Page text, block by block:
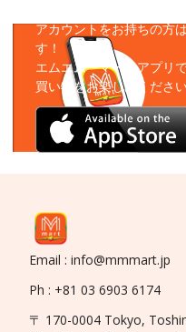
アカウントをお持ちの方
す！
エムエムーマートアプリ
買い物をお楽しみください
Email : info@mmmart.jp
Ph : +81 03 6903 6174
〒 170-0004 Tokyo,